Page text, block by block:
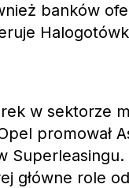
banków
w sektorze
promował
Superleasingu.
główne role